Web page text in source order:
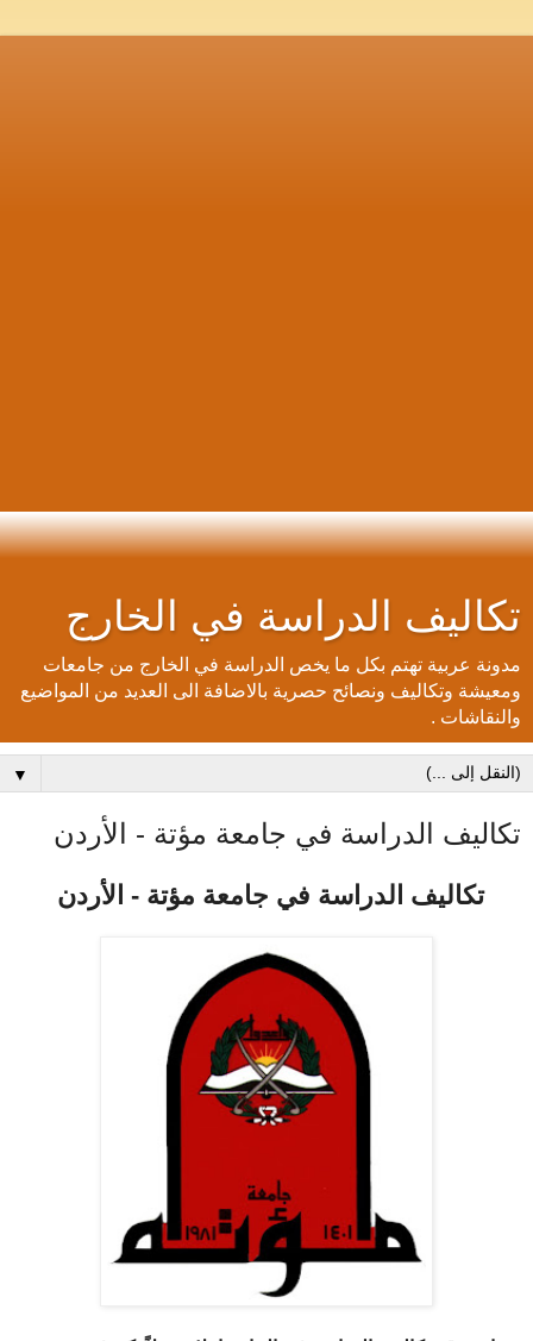
تكاليف الدراسة في الخارج
مدونة عربية تهتم بكل ما يخص الدراسة في الخارج من جامعات
ومعيشة وتكاليف ونصائح حصرية بالاضافة الى العديد من المواضيع
والنقاشات .
▼
تكاليف الدراسة في جامعة مؤتة - الأردن
تكاليف الدراسة في جامعة مؤتة - الأردن